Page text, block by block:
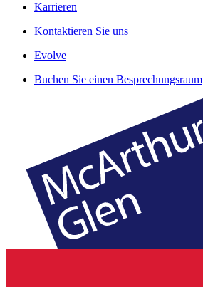
Karrieren
Kontaktieren Sie uns
Evolve
Buchen Sie einen Besprechungsraum